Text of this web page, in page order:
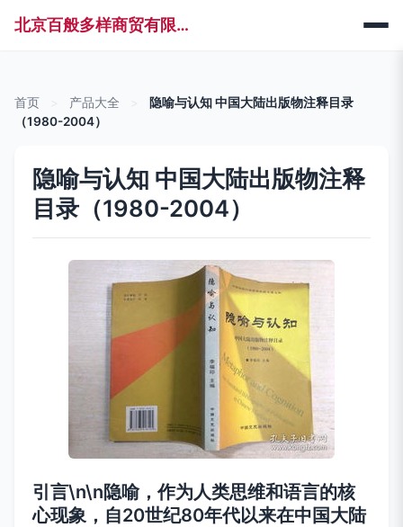
北京百般多样商贸有限公司
首页 产品大全
隐喻与认知 中国大陆出版物注释目录
（1980-2004）
隐喻与认知 中国大陆出版物注释
目录（1980-2004）
引言\n\n隐喻，作为人类思维和语言的核
心现象，自20世纪80年代以来在中国大陆